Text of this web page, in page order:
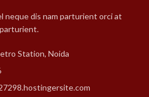
neque dis nam parturient orci at
Station, Noida